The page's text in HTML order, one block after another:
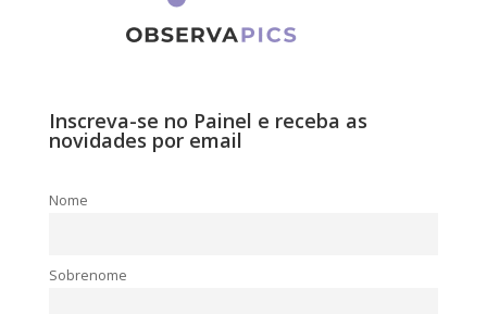
Inscreva-se no Painel e receba as
novidades por email
Nome
Sobrenome